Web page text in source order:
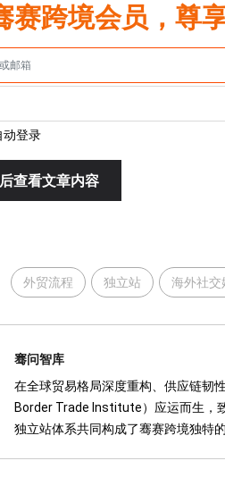
赛跨境会员，尊
动登录
查看文章内容
外贸流程 独立站 海外社交
骞问智库
在全球贸易格局深度重构、供应链韧
Border Trade Institute）应运而生，
独立站体系共同构成了骞赛跨境独特